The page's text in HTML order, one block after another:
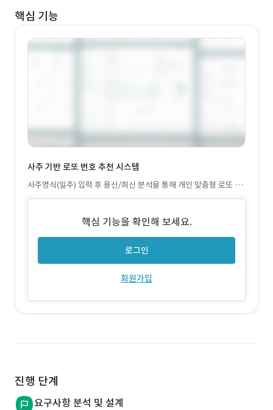
핵심 기능
사주 기반 로또 번호 추천 시스템
사주명식(일주) 입력 후 용신/희신 분석을 통해 개인 맞춤형 로또 행
운 번호를 추천하는 알고리즘 구현. VIP/광고 시청 분기 처리 포함.
핵심 기능을 확인해 보세요.
로그인
회원가입
진행 단계
요구사항 분석 및 설계